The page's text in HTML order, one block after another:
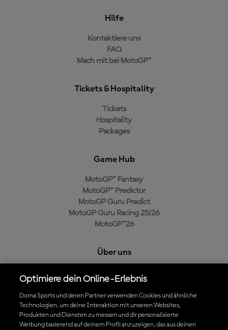
Hilfe
Kontaktiere uns
FAQ
Mach mit bei MotoGP™
Tickets & Hospitality
Tickets
Hospitality
Packages
Game Hub
MotoGP™ Fantasy
MotoGP™ Predictor
MotoGP Guru Predict
MotoGP Guru Racing 25/26
MotoGP™26
Über uns
Cookie-Richtlinien
Geschäftsbedingungen
Datenschutzrichtlinien
Kaufrichtlinie
Optimiere dein Online-Erlebnis
Dorna Sports und deren Partner verwenden Cookies und ähnliche
Technologien, um deine Interaktion mit unseren Websites,
Produkten und Diensten zu messen und dir personalisierte
Werbung basierend auf deinem Profil anzuzeigen, das aus deinen